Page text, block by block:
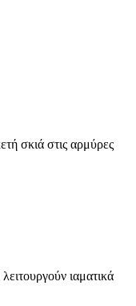
σκιά στις αρμύρες
ιαματικά